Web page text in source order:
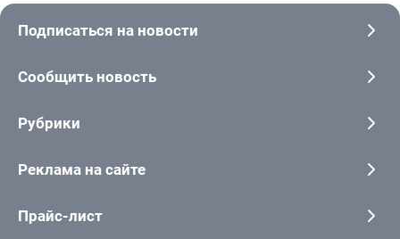
Подписаться на новости
Сообщить новость
Рубрики
Реклама на сайте
Прайс-лист